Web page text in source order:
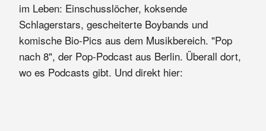
im Leben: Einschusslöcher, koksende
Schlagerstars, gescheiterte Boybands und
komische Bio-Pics aus dem Musikbereich. "Pop
nach 8", der Pop-Podcast aus Berlin. Überall dort,
wo es Podcasts gibt. Und direkt hier: